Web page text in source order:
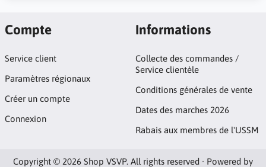
Compte
Service client
Paramètres régionaux
Créer un compte
Connexion
Informations
Collecte des commandes /
Service clientèle
Conditions générales de vente
Dates des marches 2026
Rabais aux membres de l'USSM
Copyright © 2026 Shop VSVP. All rights reserved · Powered by